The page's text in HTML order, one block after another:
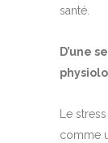
santé.
D’une
Le
comme